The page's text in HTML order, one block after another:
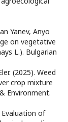
Yanev, Anyo
on vegetative
L.). Bulgarian
(2025). Weed
crop mixture
Environment.
Evaluation of